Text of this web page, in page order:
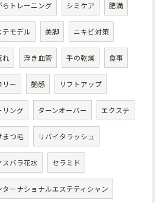
らトレーニング シミケア 肥満
テモデル 美脚 ニキビ対策
れ 浮き血管 手の乾燥 食事
リー 艶感 リフトアップ
リング ターンオーバー エクステ
まつ毛 リバイタラッシュ
スバラ花水 セラミド
ターナショナルエステティシャン